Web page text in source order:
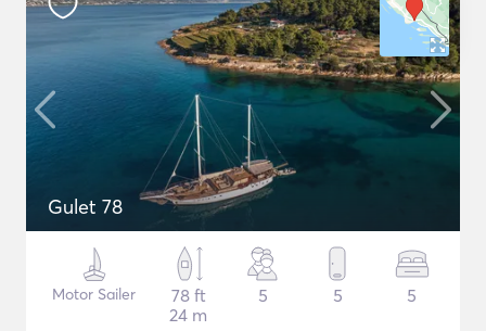
Gulet 78
Motor Sailer
78 ft
24 m
5 5 5